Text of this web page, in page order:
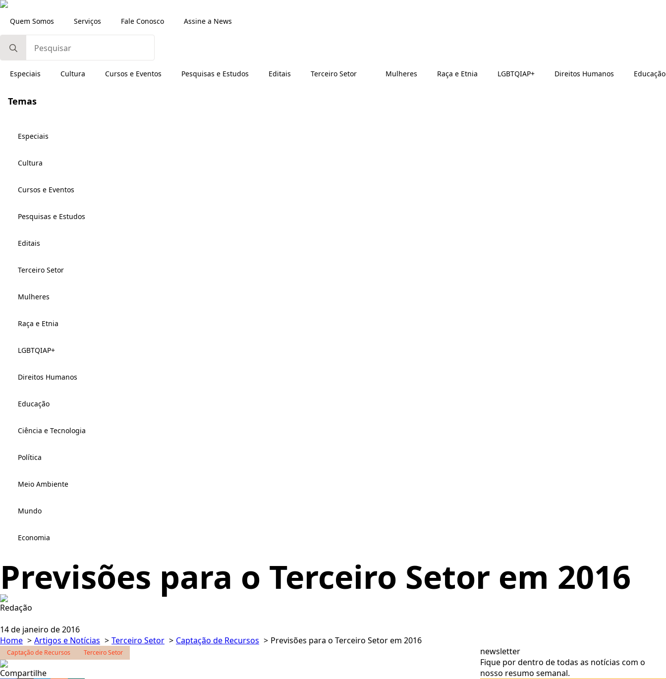
Quem Somos Serviços Fale Conosco Assine a News
for:
Especiais Cultura Cursos e Eventos Pesquisas e Estudos Editais Terceiro Setor Mulheres Raça e Etnia LGBTQIAP+ Direitos Humanos Educação
Temas
Especiais
Cultura
Cursos e Eventos
Pesquisas e Estudos
Editais
Terceiro Setor
Mulheres
Raça e Etnia
LGBTQIAP+
Direitos Humanos
Educação
Ciência e Tecnologia
Política
Meio Ambiente
Mundo
Economia
Previsões para o Terceiro Setor em 2016
Redação
14 de janeiro de 2016
Home
Artigos e Notícias Terceiro Setor Captação de Recursos Previsões para o Terceiro Setor em 2016
Captação de Recursos Terceiro Setor
Compartilhe
newsletter
Fique por dentro de todas as notícias com o
nosso resumo semanal.